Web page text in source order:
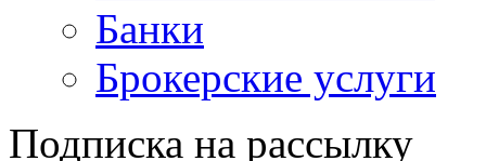
Банки
Брокерские услуги
Подписка на рассылку